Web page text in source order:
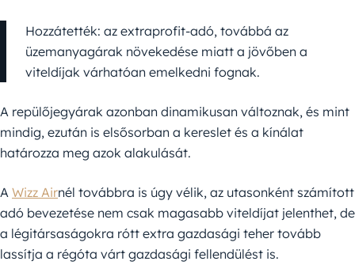
Hozzátették: az extraprofit-adó, továbbá az
üzemanyagárak növekedése miatt a jövőben a
viteldíjak várhatóan emelkedni fognak.
A repülőjegyárak azonban dinamikusan változnak, és mint
mindig, ezután is elsősorban a kereslet és a kínálat
határozza meg azok alakulását.
A Wizz Airnél továbbra is úgy vélik, az utasonként számított
adó bevezetése nem csak magasabb viteldíjat jelenthet, de
a légitársaságokra rótt extra gazdasági teher tovább
lassítja a régóta várt gazdasági fellendülést is.